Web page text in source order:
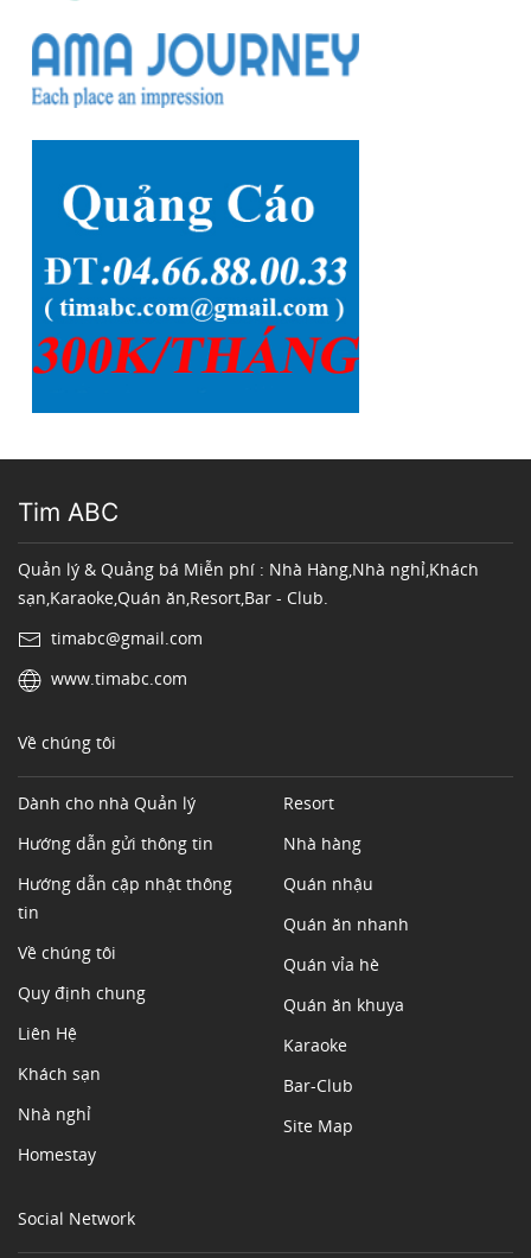
Tim ABC
Quản lý & Quảng bá Miễn phí : Nhà Hàng,Nhà nghỉ,Khách
sạn,Karaoke,Quán ăn,Resort,Bar - Club.
timabc@gmail.com
www.timabc.com
Về chúng tôi
Dành cho nhà Quản lý
Hướng dẫn gửi thông tin
Hướng dẫn cập nhật thông
tin
Về chúng tôi
Quy định chung
Liên Hệ
Khách sạn
Nhà nghỉ
Homestay
Resort
Nhà hàng
Quán nhậu
Quán ăn nhanh
Quán vỉa hè
Quán ăn khuya
Karaoke
Bar-Club
Site Map
Social Network